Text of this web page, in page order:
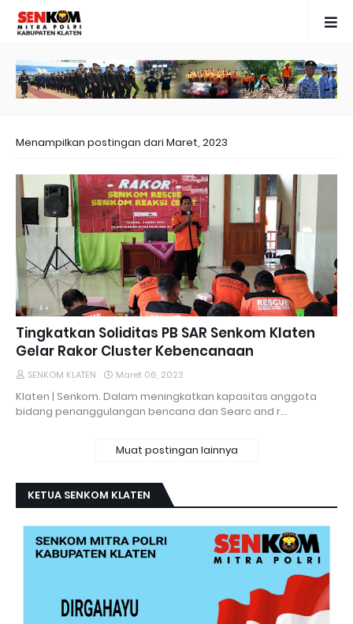
Menampilkan postingan dari Maret, 2023
Tingkatkan Soliditas PB SAR Senkom Klaten
Gelar Rakor Cluster Kebencanaan
SENKOM KLATEN Maret 06, 2023
Klaten | Senkom. Dalam meningkatkan kapasitas anggota
bidang penanggulangan bencana dan Searc and r…
Muat postingan lainnya
KETUA SENKOM KLATEN